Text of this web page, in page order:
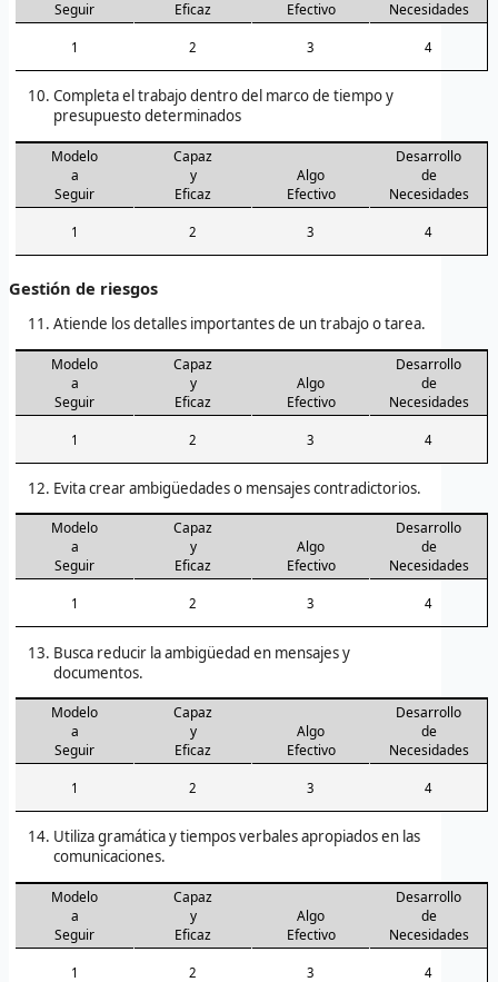
Seguir Eficaz Efectivo Necesidades
1 2 3 4
Completa el trabajo dentro del marco de tiempo y
presupuesto determinados
Modelo
a
Seguir
Capaz
y
Eficaz
Algo
Efectivo
Desarrollo
de
Necesidades
1 2 3 4
Gestión de riesgos
Atiende los detalles importantes de un trabajo o tarea.
Modelo
a
Seguir
Capaz
y
Eficaz
Algo
Efectivo
Desarrollo
de
Necesidades
1 2 3 4
Evita crear ambigüedades o mensajes contradictorios.
Modelo
a
Seguir
Capaz
y
Eficaz
Algo
Efectivo
Desarrollo
de
Necesidades
1 2 3 4
Busca reducir la ambigüedad en mensajes y
documentos.
Modelo
a
Seguir
Capaz
y
Eficaz
Algo
Efectivo
Desarrollo
de
Necesidades
1 2 3 4
Utiliza gramática y tiempos verbales apropiados en las
comunicaciones.
Modelo
a
Seguir
Capaz
y
Eficaz
Algo
Efectivo
Desarrollo
de
Necesidades
1 2 3 4